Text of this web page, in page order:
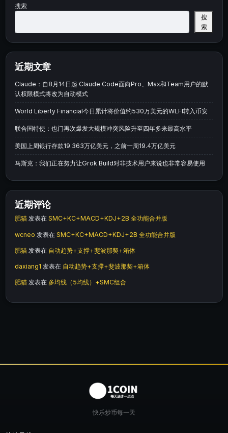
搜索
搜
索
近期文章
Claude：自8月14日起 Claude Code面向Pro、Max和Team用户的默
认权限模式将改为自动模式
World Liberty Financial今日累计将价值约530万美元的WLFI转入币安
联合国特使：也门再次爆发大规模冲突风险升至四年多来最高水平
美国上周银行存款19.363万亿美元，之前一周19.4万亿美元
马斯克：我们正在努力让Grok Build对非技术用户来说也非常容易使用
近期评论
肥猫 发表在 SMC+KC+MACD+KDJ+2B 全功能合并版
wcneo 发表在 SMC+KC+MACD+KDJ+2B 全功能合并版
肥猫 发表在 自动趋势+支撑+斐波那契+箱体
daxiang1 发表在 自动趋势+支撑+斐波那契+箱体
肥猫 发表在 多均线（5均线）+SMC组合
快乐炒币每一天